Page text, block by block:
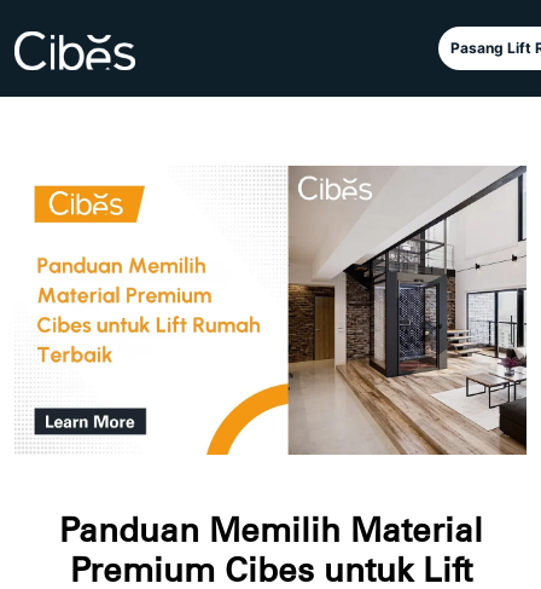
Pasang Lift
Panduan Memilih Material
Premium Cibes untuk Lift